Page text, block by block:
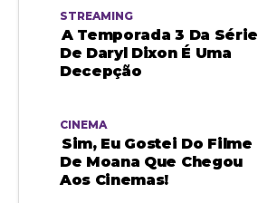
STREAMING
A Temporada 3 Da Série
De Daryl Dixon É Uma
Decepção
CINEMA
Sim, Eu Gostei Do Filme
De Moana Que Chegou
Aos Cinemas!